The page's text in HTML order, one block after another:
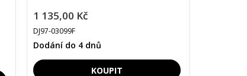
1 135,00 Kč
DJ97-03099F
Dodání do 4 dnů